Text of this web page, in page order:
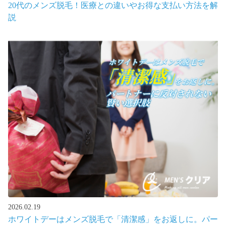
20代のメンズ脱毛！医療との違いやお得な支払い方法を解
説
2026.02.19
ホワイトデーはメンズ脱毛で「清潔感」をお返しに。パー